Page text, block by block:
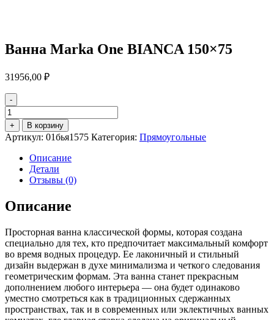
Ванна Marka One BIANCA 150×75
31956,00 ₽
-
Количество
товара
Ванна
Marka
One
BIANCA
150x75
+ В корзину
Артикул: 01бья1575 Категория: Прямоугольные
Описание
Детали
Отзывы (0)
Описание
Просторная ванна классической формы, которая создана
специально для тех, кто предпочитает максимальный комфорт
во время водных процедур. Ее лаконичный и стильный
дизайн выдержан в духе минимализма и четкого следования
геометрическим формам. Эта ванна станет прекрасным
дополнением любого интерьера — она будет одинаково
уместно смотреться как в традиционных сдержанных
пространствах, так и в современных или эклектичных ванных